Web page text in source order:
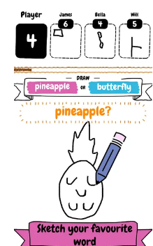
Скриншоты